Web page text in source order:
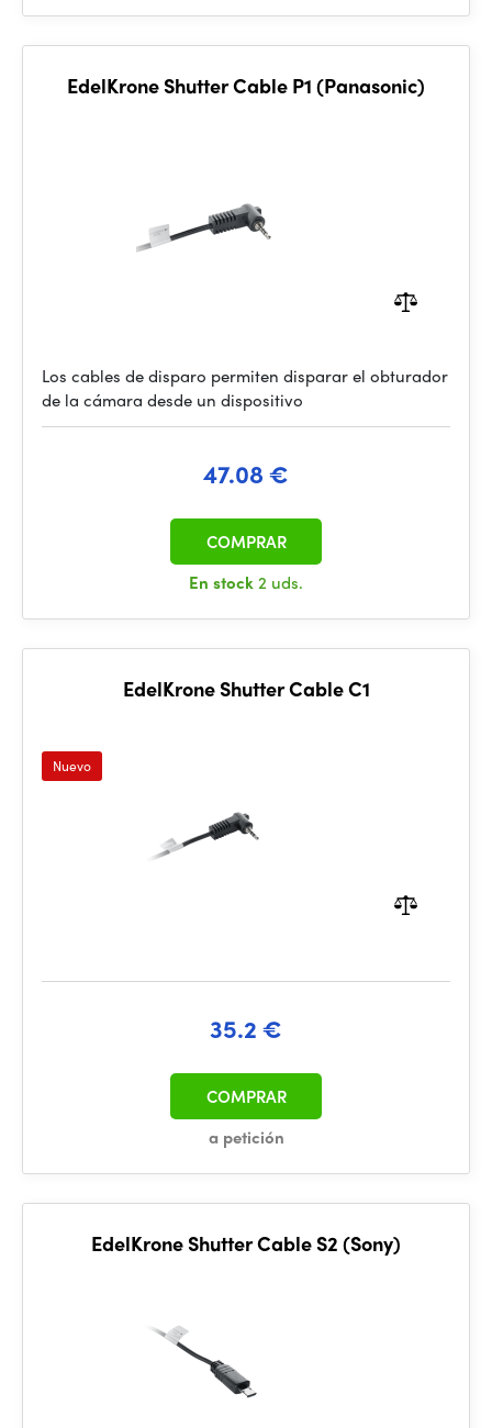
EdelKrone Shutter Cable P1 (Panasonic)
Los cables de disparo permiten disparar el obturador
de la cámara desde un dispositivo
47.08 €
En stock2 uds.
COMPRAR
EdelKrone Shutter Cable C1
Nuevo
35.2 €
a petición
COMPRAR
EdelKrone Shutter Cable S2 (Sony)